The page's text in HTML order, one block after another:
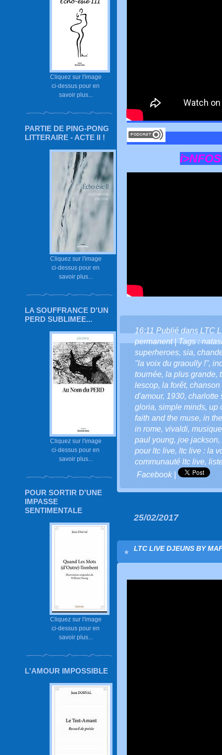
Cliquez sur l'image
ci-dessus pour en
savoir plus...
PARTIE DE PING-PONG
LITTERAIRE - ACTE II !
Cliquez sur l'image
ci-dessus pour en
savoir plus...
LA SOUFFRANCE D'UN
PERD SUBLIMEE...
Cliquez sur l'image
ci-dessus pour en
savoir plus...
POUR SORTIR D'UNE
IMPASSE
SENTIMENTALE
Cliquez sur l'image
ci-dessus pour en
savoir plus...
L'AMOUR IMPOSSIBLE
16:11 Publié dans LTC
permanent| Tags :
superheroes, sia,
"la voix du graoully !",
tournée, la plus grande,
lescop, la forêt, chanson
d'amour, 1930, charlotte
gloria, simple minds, up
faith and the muse, in
in rome, vivaldi,
paul young, joe jackson,
pour ltc live, ltc live : la
communauté ltc live,
Facebook|
25/02/2017
LTC LIVE DJEUNS BY